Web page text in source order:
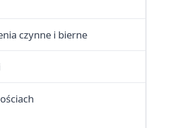
czynne i bierne